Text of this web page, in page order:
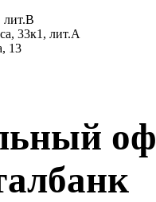
лит.В
33к1, лит.А
13